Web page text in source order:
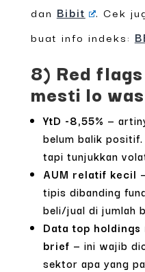
dan Bibit
. Cek
buat info indeks:
8) Red
mesti lo
YtD -8,55% —
belum balik
tapi tunjukkan
AUM relatif kecil
tipis dibanding
beli/jual di jumlah
Data top
brief — ini wajib
sektor apa yang